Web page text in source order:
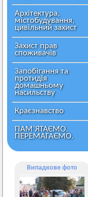
Архітектура,
містобудування,
цивільний захист
Захист прав
споживачів
Запобігання та
протидія
домашньому
насильству
Краєзнавство
ПАМ’ЯТАЄМО.
ПЕРЕМАГАЄМО.
Випадкове фото